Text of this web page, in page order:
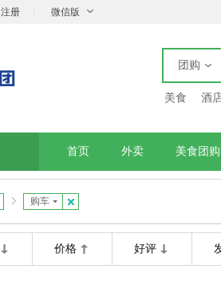
注册 微信版
团购
美食 酒
首页 外卖 美食团购
购车
价格 好评